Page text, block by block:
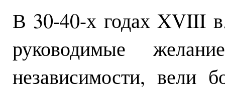
В 30-40-х годах XVIII
руководимые
независимости, вели